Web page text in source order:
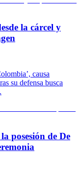
la cárcel y
causa
su defensa busca
posesión de De